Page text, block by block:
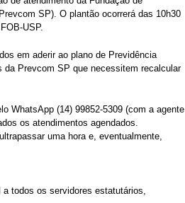
SP). O plantão ocorrerá das 10h30
USP.
em aderir ao plano de Previdência
Prevcom SP que necessitem recalcular
WhatsApp (14) 99852-5309 (com a agente
os atendimentos agendados.
uma hora e, eventualmente,
todos os servidores estatutários,